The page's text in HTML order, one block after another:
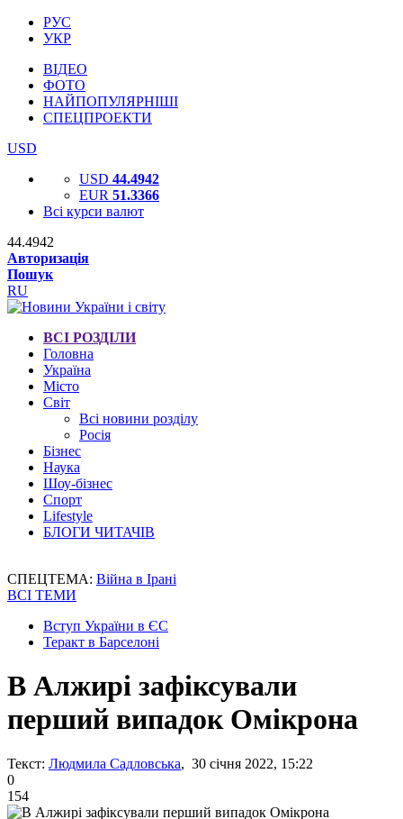
РУС
УКР
ВІДЕО
ФОТО
НАЙПОПУЛЯРНІШІ
СПЕЦПРОЕКТИ
USD
USD 44.4942
EUR 51.3366
Всі курси валют
44.4942
Авторизація
Пошук
RU
ВСІ РОЗДІЛИ
Головна
Україна
Місто
Світ
Всі новини розділу
Росія
Бізнес
Наука
Шоу-бізнес
Спорт
Lifestyle
БЛОГИ ЧИТАЧІВ
СПЕЦТЕМА: Війна в Ірані
ВСІ ТЕМИ
Вступ України в ЄС
Теракт в Барселоні
В Алжирі зафіксували
перший випадок Омікрона
Текст: Людмила Садловська, 30 січня 2022, 15:22
0
154